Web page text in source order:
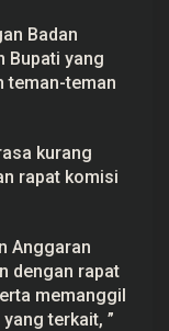
Badan
Bupati yang
teman-teman
kurang
rapat komisi
Anggaran
dengan rapat
memanggil
terkait, ”